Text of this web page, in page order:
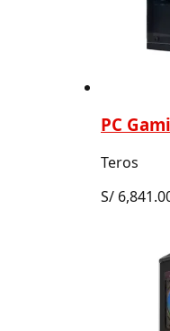
PC
Teros
S/